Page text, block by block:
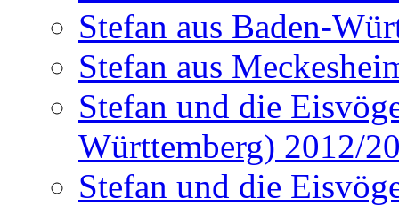
Stefan aus Baden-
Stefan aus
Stefan und die
Württemberg) 2012/
Stefan und die